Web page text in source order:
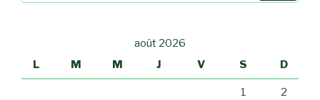
août 2026
L
M M J V S D
1 2